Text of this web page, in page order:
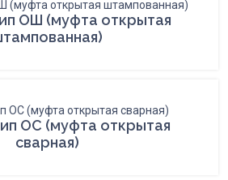
ОШ (муфта открытая
ОС (муфта открытая
сварная)